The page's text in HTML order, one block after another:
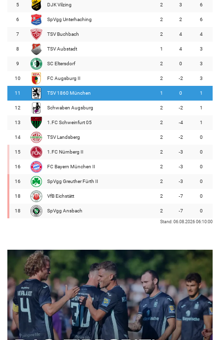
5 DJK Vilzing 2 3 6
6 SpVgg Unterhaching 2 2 6
7 TSV Buchbach 2 4 4
8 TSV Aubstadt 1 4 3
9 SC Eltersdorf 2 0 3
10 FC Augsburg II 2 -2 3
11 TSV 1860 München 1 0 1
12 Schwaben Augsburg 2 -2 1
13 1.FC Schweinfurt 05 2 -4 1
14 TSV Landsberg 2 -2 0
15 1.FC Nürnberg II 2 -3 0
16 FC Bayern München II 2 -3 0
16 SpVgg Greuther Fürth II 2 -3 0
18 VfB Eichstätt 2 -7 0
18 SpVgg Ansbach 2 -7 0
Stand: 06.08.2026 06:10:00